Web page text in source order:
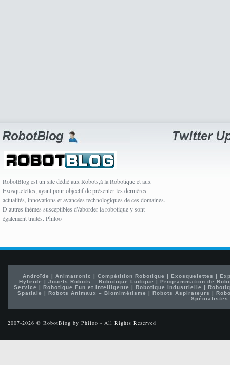
RobotBlog est un site dédié aux Robots,à la Robotique et aux
Exosquelettes, ayant pour objectif de présenter les dernières
actualités, innovations et avancées technologiques de ces domaines.
D autres thèmes susceptibles d\'aborder la robotique y sont
également traités. Philoo
Androïde | Animatronic | Compétition Robotique | Exosquelettes |
Hybride |Jouets Robots – Robotique Ludique |Programmation de
Service | Robotique Fun et Intelligente | Robotique Industrielle |
Spatiale | Robots Animaux – Biomimétisme | Robots Aspirateurs |
Spécialistes
2007-2026 © RobotBlog by Philoo - All Rights Reserved